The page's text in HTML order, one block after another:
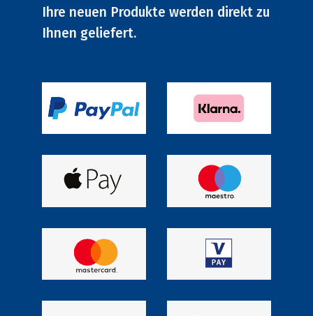
Ihre neuen Produkte werden direkt zu
Ihnen geliefert.